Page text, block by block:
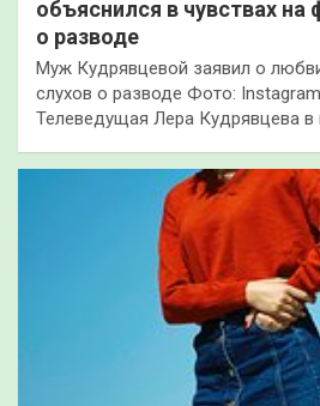
объяснился в чувствах на
о разводе
Муж Кудрявцевой заявил о
слухов о разводе Фото:
Телеведущая Лера Кудрявцева в